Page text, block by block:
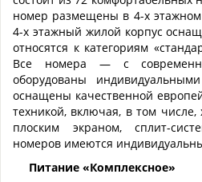
номер размещены в 4-х
4-х этажный жилой корпус
относятся к категориям
Все номера — с
оборудованы
оснащены качественной
техникой, включая, в том числе,
плоским экраном, сплит-
номеров имеются
Питание «Комплексное»